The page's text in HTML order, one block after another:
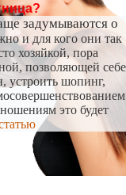
задумываются о
и для кого они так
хозяйкой, пора
позволяющей себе
устроить шопинг,
это будет